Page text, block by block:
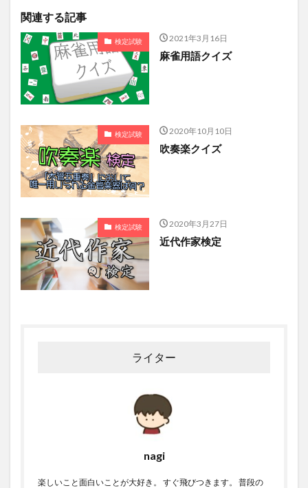
関連する記事
検定試験 2021年3月16日
麻雀用語クイズ
検定試験 2020年10月10日
吹奏楽クイズ
検定試験 2020年3月27日
近代作家検定
ライター
nagi
楽しいこと面白いことが大好き。 すぐ飛びつきます。 普段の